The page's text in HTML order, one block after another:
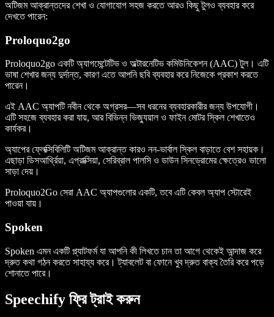
অটিজম আক্রান্তদের শেখা ও যোগাযোগ সহজ করতে আরও কিছু টুলও ব্যবহার করে
দেখতে পারেন:
Proloquo2go
Proloquo2go একটি অ্যাগমেন্টেটিভ ও অল্টারনেটিভ কমিউনিকেশন (AAC) টুল। এটি
ভাষা শেখার জন্য দুর্দান্ত, কারণ এতে আপনি ছবি ব্যবহার করে নিজেকে প্রকাশ করতে
পারেন।
এই AAC অ্যাপটি নবীন থেকে অগ্রসর—সব ধরনের ব্যবহারকারীর জন্য উপযোগী।
এটি সহজে ব্যবহার করা যায়, আর বিভিন্ন ভিজ্যুয়াল ও ফাইন মোটর স্কিল শেখাতেও
কার্যকর।
অ্যাপের ফ্লেক্সিবিলিটি অটিজম আক্রান্ত কারও নন-ভার্বাল স্কিল বাড়াতে বেশ সহায়ক।
এছাড়া ডিসআর্থ্রিয়া, এপ্রাক্সিয়া, সেরিব্রাল পালসি ও ডাউন সিনড্রোমের ক্ষেত্রেও ভালো
সাড়া দেয়।
Proloquo2Go সেরা AAC অ্যাপগুলোর একটি, তবে এটি কেবল অ্যাপ স্টোরেই
পাওয়া যায়।
Spoken
Spoken এমন একটি প্ল্যাটফর্ম যা আপনি কী লিখতে চান তা আগে থেকেই আন্দাজ করে
দ্রুত কথা গঠন করতে সাহায্য করে। ট্যাবলেট বা ফোনে খুব দ্রুত বাক্য তৈরি করে পড়ে
শোনাতে পারে।
Speechify ফ্রি ট্রাই করুন